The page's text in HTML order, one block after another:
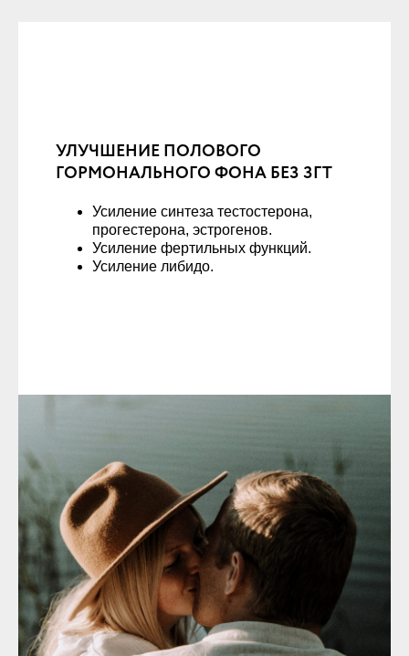
УЛУЧШЕНИЕ ПОЛОВОГО
ГОРМОНАЛЬНОГО ФОНА БЕЗ ЗГТ
Усиление синтеза тестостерона,
прогестерона, эстрогенов.
Усиление фертильных функций.
Усиление либидо.